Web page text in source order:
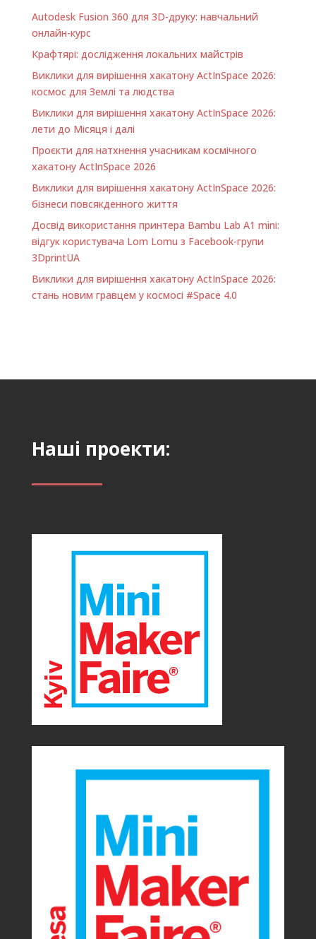
Autodesk Fusion 360 для 3D-друку: навчальний
онлайн-курс
Крафтярі: дослідження локальних майстрів
Виклики для вирішення хакатону ActInSpace 2026:
космос для Землі та людства
Виклики для вирішення хакатону ActInSpace 2026:
лети до Місяця і далі
Проєкти для натхнення учасникам космічного
хакатону ActInSpace 2026
Виклики для вирішення хакатону ActInSpace 2026:
бізнеси повсякденного життя
Досвід використання принтера Bambu Lab A1 minі:
відгук користувача Lom Lomu з Facebook-групи
3DprintUA
Виклики для вирішення хакатону ActInSpace 2026:
стань новим гравцем у космосі #Space 4.0
Наші проекти: